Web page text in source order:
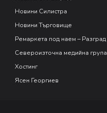
Новини Силистра
Новини Търговище
Ремаркета под наем – Разград
Североизточна медийна група
Хостинг
Ясен Георгиев